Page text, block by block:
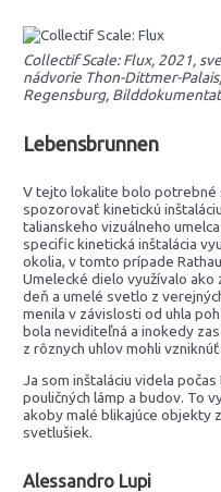
Collectif Scale: Flux, 2021,
nádvorie Thon-Dittmer-
Regensburg,
Lebensbrunnen
V tejto lokalite bolo potrebné
spozorovať kinetickú
talianskeho vizuálneho
specific kinetická inštalácia
okolia, v tomto prípade
Umelecké dielo využívalo
deň a umelé svetlo z
menila v závislosti od uhla
bola neviditeľná a inokedy
z rôznych uhlov mohli
Ja som inštaláciu videla
pouličných lámp a budov. To
akoby malé blikajúce objekty
svetlušiek.
Alessandro Lupi